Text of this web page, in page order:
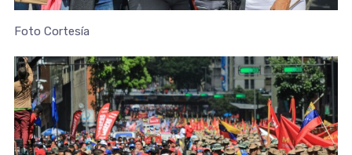
Foto Cortesía